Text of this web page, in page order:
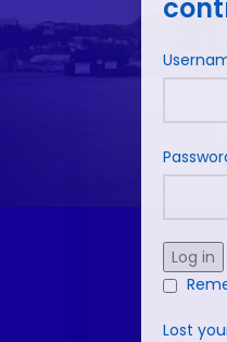
Log in
Lost